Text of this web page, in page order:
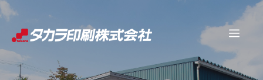
コ
ン
メ